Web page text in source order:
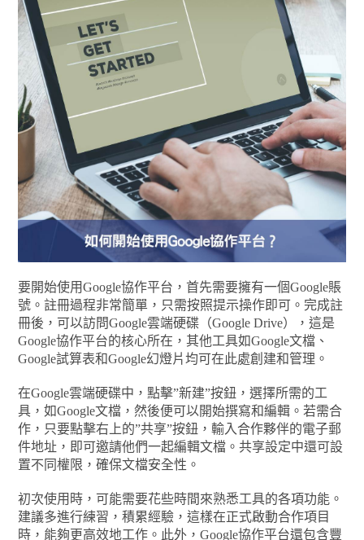
要開始使用Google協作平台，首先需要擁有一個Google賬
號。註冊過程非常簡單，只需按照提示操作即可。完成註
冊後，可以訪問Google雲端硬碟（Google Drive），這是
Google協作平台的核心所在，其他工具如Google文檔、
Google試算表和Google幻燈片均可在此處創建和管理。
在Google雲端硬碟中，點擊”新建”按鈕，選擇所需的工
具，如Google文檔，然後便可以開始撰寫和編輯。若需合
作，只要點擊右上的”共享”按鈕，輸入合作夥伴的電子郵
件地址，即可邀請他們一起編輯文檔。共享設定中還可設
置不同權限，確保文檔安全性。
初次使用時，可能需要花些時間來熟悉工具的各項功能。
建議多進行練習，積累經驗，這樣在正式啟動合作項目
時，能夠更高效地工作。此外，Google協作平台還包含豐